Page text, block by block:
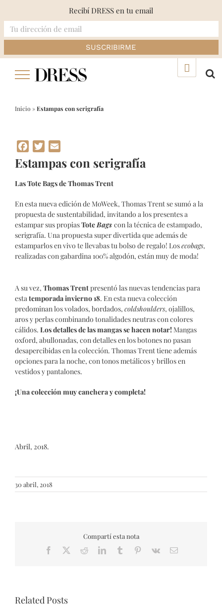
Inicio »Estampas con serigrafía
Facebook
Twitter
Estampas con serigrafía
Las Tote Bags de Thomas Trent
En esta nueva edición de MoWeek, Thomas Trent se sumó a la
propuesta de sustentabilidad, invitando a los presentes a
estampar sus propiasToteBags con la técnica de estampado,
serigrafía. Una propuesta super divertida que además de
estamparlos en vivo te llevabas tu bolso de regalo! Losecobags,
realizadas con gabardina 100% algodón, están muy de moda!
A su vez, Thomas Trentpresentó las nuevas tendencias para
estatemporada invierno 18. En esta nueva colección
predominan los volados, bordados, coldshoulders, ojalillos,
aros y perlas combinando tonalidades neutras con colores
cálidos. Los detalles de las mangas se hacen notar!Mangas
oxford, abullonadas, con detalles en los botones no pasan
desapercibidas en la colección. Thomas Trent tiene además
opciones para la noche, con tonos metálicos y brillos en
vestidos y pantalones.
¡Una colección muy canchera y completa!
Abril, 2018.
30 abril, 2018
Compartí esta nota
Facebook RedditLinkedInTumblr Pinterest
Vk Email
Related Posts
Recibí DRESS en tu email